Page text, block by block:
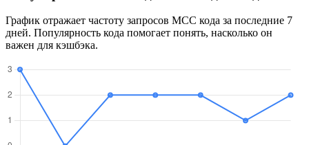
График отражает частоту запросов MCC кода за последние 7
дней. Популярность кода помогает понять, насколько он
важен для кэшбэка.